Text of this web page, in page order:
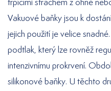
trpícími strachem z ohně
Vakuové baňky jsou k
jejich použití je velice
podtlak, který lze rovněž
intenzivnímu prokrvení.
silikonové baňky. U těchto